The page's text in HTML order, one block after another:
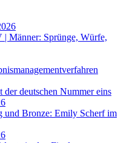
Männer: Sprünge, Würfe,
deutschen Nummer eins
und Bronze: Emily Scherf im